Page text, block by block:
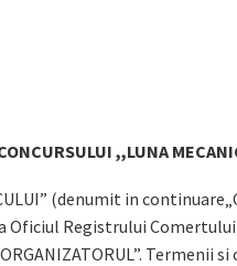
,,LUNA
(denumit in
Oficiul Registrului